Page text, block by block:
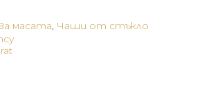
масата, Чаши от стъкло